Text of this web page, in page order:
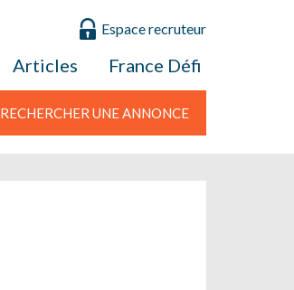
Espace recruteur
Articles France Défi
RECHERCHER UNE ANNONCE